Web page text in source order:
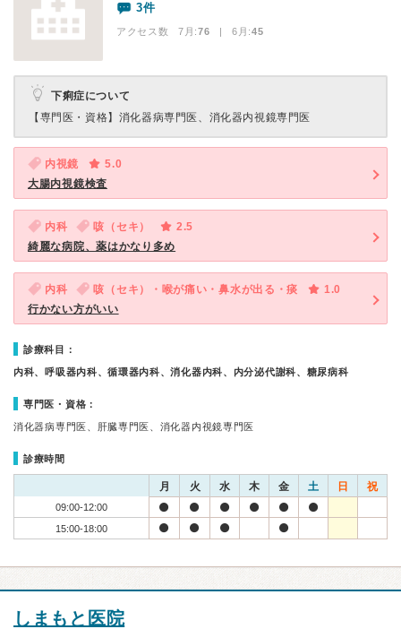
3件
アクセス数 7月:76 | 6月:45
下痢症について
【専門医・資格】 消化器病専門医、消化器内視鏡専門医
内視鏡
5.0
大腸内視鏡検査
内科 咳（セキ）
2.5
綺麗な病院、薬はかなり多め
内科 咳（セキ）・喉が痛い・鼻水が出る・痰
1.0
行かない方がいい
診療科目：
内科、呼吸器内科、循環器内科、消化器内科、内分泌代謝科、糖尿病科
専門医・資格：
消化器病専門医、肝臓専門医、消化器内視鏡専門医
診療時間
月 火 水 木 金 土 日 祝
09:00-12:00
15:00-18:00
しまもと医院